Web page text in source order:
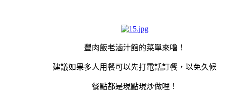
豐肉飯老滷汁館的菜單來嚕！
建議如果多人用餐可以先打電話訂餐，以免久候
餐點都是現點現炒做哩！